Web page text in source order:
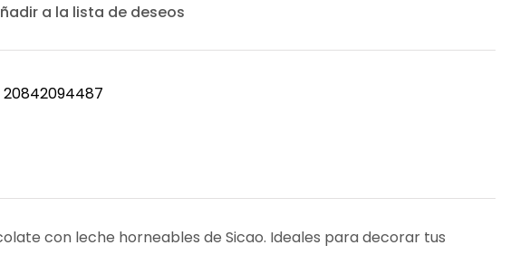
a la lista de deseos
20842094487
con leche horneables de Sicao. Ideales para decorar tus